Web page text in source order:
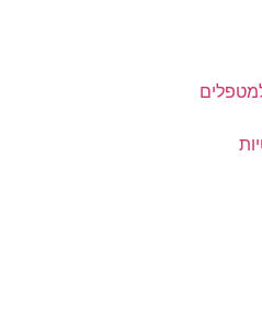
ומידע קליני למטפלים